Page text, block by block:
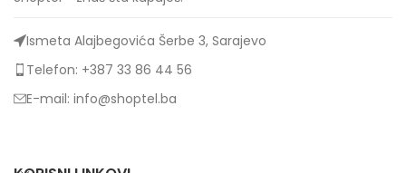
Ismeta Alajbegovića Šerbe 3, Sarajevo
Telefon: +387 33 86 44 56
E-mail: info@shoptel.ba